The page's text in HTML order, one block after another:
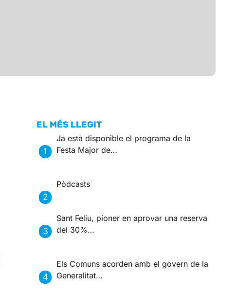
EL MÉS LLEGIT
Ja està disponible el programa de la
Festa Major de…
Pòdcasts
Sant Feliu, pioner en aprovar una reserva
del 30%…
Els Comuns acorden amb el govern de la
Generalitat…